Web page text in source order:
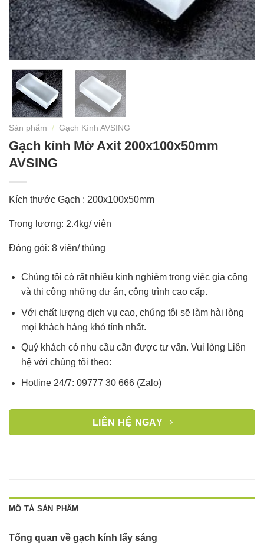
Sản phẩm / Gạch Kính AVSING
Gạch kính Mờ Axit 200x100x50mm
AVSING
Kích thước Gạch : 200x100x50mm
Trọng lượng: 2.4kg/ viên
Đóng gói: 8 viên/ thùng
Chúng tôi có rất nhiều kinh nghiệm trong việc gia công
và thi công những dự án, công trình cao cấp.
Với chất lượng dịch vụ cao, chúng tôi sẽ làm hài lòng
mọi khách hàng khó tính nhất.
Quý khách có nhu cầu cần được tư vấn. Vui lòng Liên
hệ với chúng tôi theo:
Hotline 24/7: 09777 30 666 (Zalo)
LIÊN HỆ NGAY
MÔ TẢ SẢN PHẨM
Tổng quan về gạch kính lấy sáng